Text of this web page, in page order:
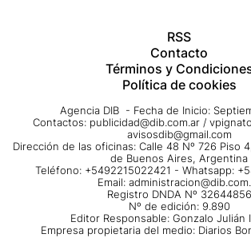
RSS
Contacto
Términos y
Política de cookies
Agencia DIB - Fecha de Inicio:
Contactos: publicidad@dib.com.ar /
avisosdib@gmail.com
Dirección de las oficinas: Calle 48 Nº 726 Piso
de Buenos Aires, Argentina
Teléfono: +5492215022421 - Whatsapp:
Email:
Registro DNDA Nº 32644856
Nº de edición: 9.890
Editor Responsable: Gonzalo Julián
Empresa propietaria del medio: Diarios